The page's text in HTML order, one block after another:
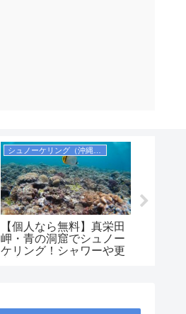
【個人なら無料】真栄田
岬・青の洞窟でシュノー
ケリング！シャワーや更